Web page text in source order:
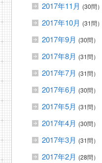
2017年11月 (30問）
2017年10月 (31問）
2017年9月 (30問）
2017年8月 (31問）
2017年7月 (31問）
2017年6月 (30問）
2017年5月 (31問）
2017年4月 (30問）
2017年3月 (31問）
2017年2月 (28問）